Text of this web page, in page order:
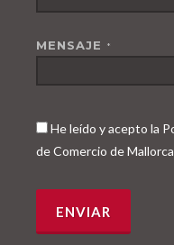
MENSAJE *
He leído y acepto la
de Comercio de Mallorca